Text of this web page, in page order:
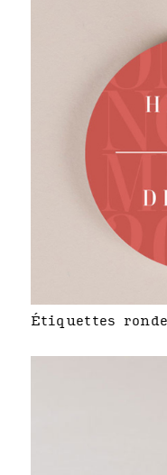
Étiquettes